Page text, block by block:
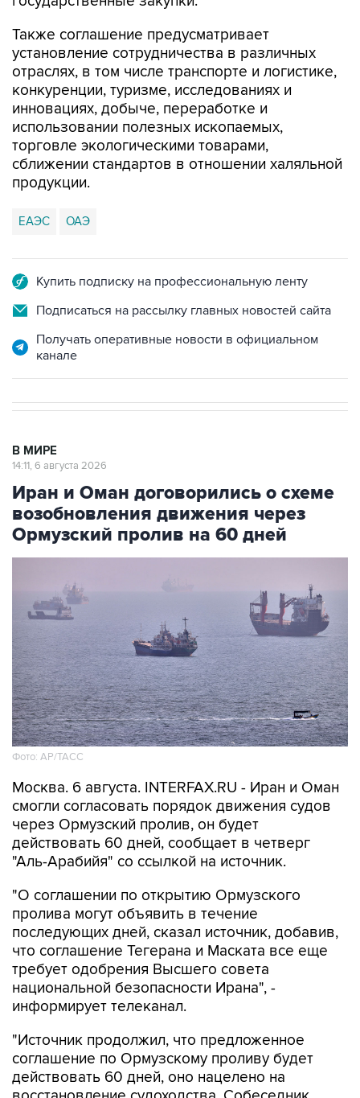
Также соглашение предусматривает
установление сотрудничества в различных
отраслях, в том числе транспорте и логистике,
конкуренции, туризме, исследованиях и
инновациях, добыче, переработке и
использовании полезных ископаемых,
торговле экологическими товарами,
сближении стандартов в отношении халяльной
продукции.
ЕАЭС ОАЭ
Купить подписку на профессиональную ленту
Подписаться на рассылку главных новостей сайта
Получать оперативные новости в официальном
канале
В МИРЕ
14:11, 6 августа 2026
Иран и Оман договорились о схеме
возобновления движения через
Ормузский пролив на 60 дней
Фото: AP/ТАСС
Москва. 6 августа. INTERFAX.RU - Иран и Оман
смогли согласовать порядок движения судов
через Ормузский пролив, он будет
действовать 60 дней, сообщает в четверг
"Аль-Арабийя" со ссылкой на источник.
"О соглашении по открытию Ормузского
пролива могут объявить в течение
последующих дней, сказал источник, добавив,
что соглашение Тегерана и Маската все еще
требует одобрения Высшего совета
национальной безопасности Ирана", -
информирует телеканал.
"Источник продолжил, что предложенное
соглашение по Ормузскому проливу будет
действовать 60 дней, оно нацелено на